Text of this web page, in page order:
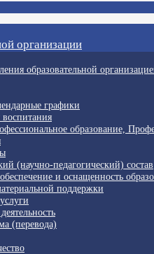
организации
образовательной
графики
образование,
(научно-педагогический) состав
и оснащенность
поддержки
(перевода)